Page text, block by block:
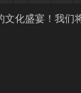
化盛宴！我